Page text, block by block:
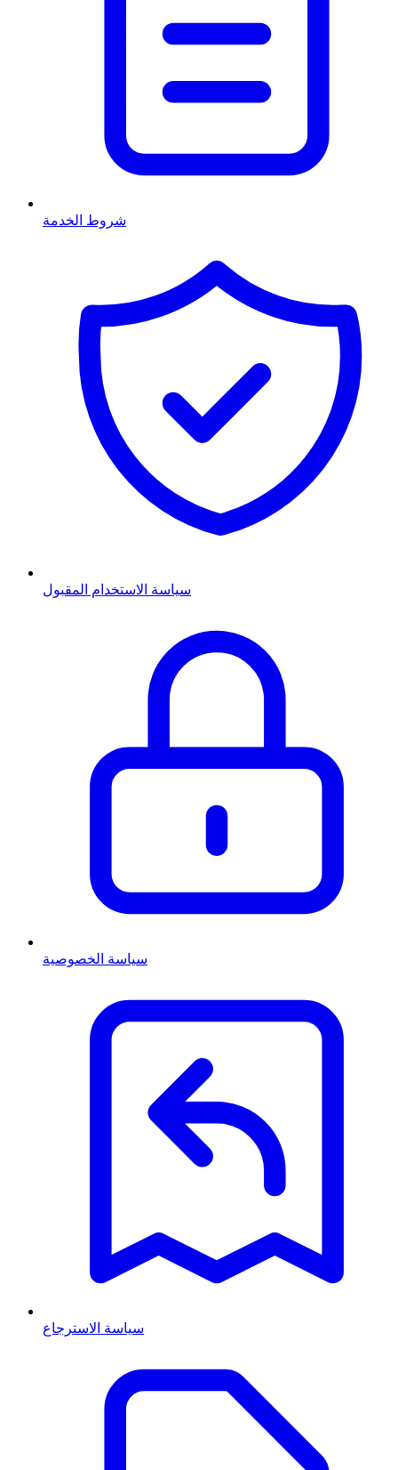
شروط الخدمة
سياسة الاستخدام المقبول
سياسة الخصوصية
سياسة الاسترجاع